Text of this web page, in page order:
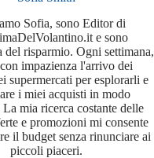
Sofia, sono Editor di
e sono
del risparmio. Ogni settimana,
impazienza l'arrivo dei
supermercati per esplorarli e
i miei acquisti in modo
La mia ricerca costante delle
e promozioni mi consente
il budget senza rinunciare ai
piccoli piaceri.